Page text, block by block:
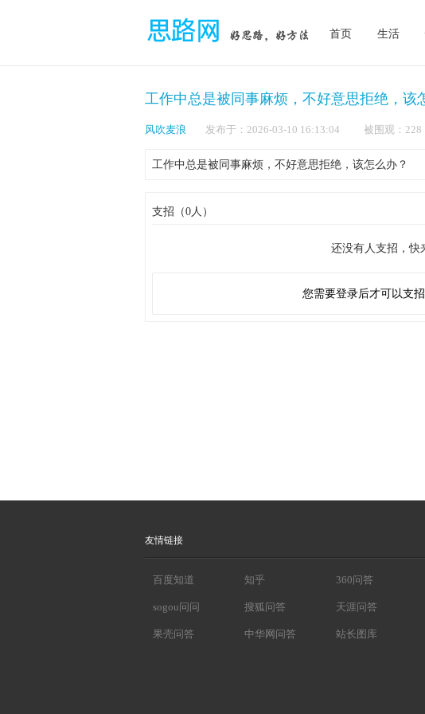
首页 生活
工作中总是被同事麻烦，不好意思拒绝，该
风吹麦浪 发布于：2026-03-10 16:13:04 被围观：
工作中总是被同事麻烦，不好意思拒绝，该怎么办？
支招（0人）
还没有人支招，快
您需要登录后才可以支招
友情链接
百度知道 知乎 360问答
sogou问问 搜狐问答 天涯问答
果壳问答 中华网问答 站长图库